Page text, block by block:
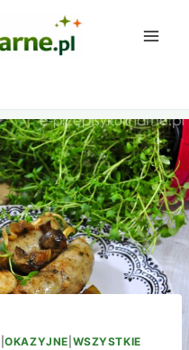
|OKAZYJNE WSZYSTKIE